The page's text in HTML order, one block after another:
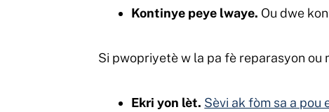
Kontinye peye lwaye. Ou dwe
Si pwopriyetè w la pa fè reparasyon ou
Ekri yon lèt. Sèvi ak fòm sa a pou